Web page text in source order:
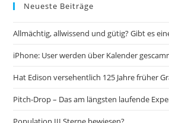
Neueste Beiträge
Allmächtig, allwissend und gütig? Gibt es
iPhone: User werden über Kalender
Hat Edison versehentlich 125 Jahre früher
Pitch-Drop – Das am längsten laufende